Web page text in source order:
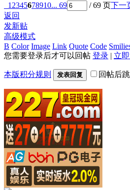
1 2345678910... 69 / 69 页下一
返回
发新贴
高级模式
B Color Image Link Quote Code
您需要登录后才可以回帖 登录 | 立
本版积分规则 发表回复 回帖后